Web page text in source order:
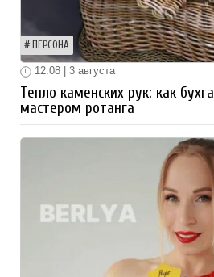
ПЕРСОНА
12:08 | 3 августа
Тепло каменских рук: как
мастером ротанга